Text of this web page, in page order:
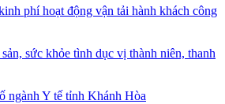
phí hoạt động vận tải hành khách công
sức khỏe tình dục vị thành niên, thanh
ngành Y tế tỉnh Khánh Hòa